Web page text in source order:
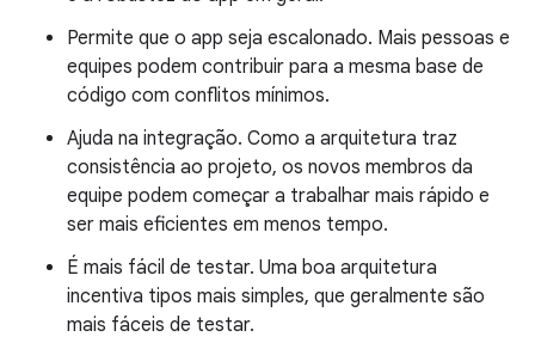
Permite que o app seja escalonado. Mais pessoas e
equipes podem contribuir para a mesma base de
código com conflitos mínimos.
Ajuda na integração. Como a arquitetura traz
consistência ao projeto, os novos membros da
equipe podem começar a trabalhar mais rápido e
ser mais eficientes em menos tempo.
É mais fácil de testar. Uma boa arquitetura
incentiva tipos mais simples, que geralmente são
mais fáceis de testar.